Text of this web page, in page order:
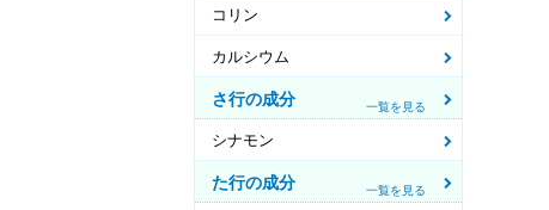
コリン
カルシウム
さ行の成分 一覧を見る
シナモン
た行の成分 一覧を見る